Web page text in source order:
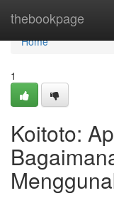
thebookpage
Home
Home
1
Koitoto: